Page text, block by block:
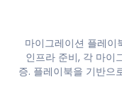
마이그레이션 플레이
인프라 준비, 각 마이
증. 플레이북을 기반으